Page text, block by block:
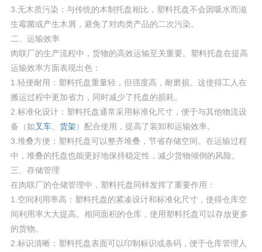
3.无木质污染：与传统的木制托盘相比，塑料托盘不会因吸水而滋
生霉菌或产生木屑，避免了对肉类产品的二次污染。
二、运输效率
肉联厂的生产流程中，货物的高效运输至关重要。塑料托盘在提高
运输效率方面表现出色：
1.轻便耐用：塑料托盘重量轻，但强度高，耐磨损。这使得工人在
搬运过程中更加省力，同时减少了托盘的损耗。
2.标准化设计：塑料托盘通常采用标准化尺寸，便于与其他物流设
备（如叉车、 货架）配合使用，提高了装卸和运输效率。
3.堆叠方便：塑料托盘可以整齐堆叠，节省存储空间。在运输过程
中，堆叠的托盘也能更好地保持稳定性，减少货物倾倒的风险。
三、存储管理
在肉联厂的仓储管理中，塑料托盘同样发挥了重要作用：
1.空间利用率高：塑料托盘的紧凑设计和标准化尺寸，使得仓库空
间利用率大大提高。相同面积的仓库，使用塑料托盘可以存放更多
的货物。
2.标识清晰：塑料托盘表面可以印制标识或条码，便于仓库管理人